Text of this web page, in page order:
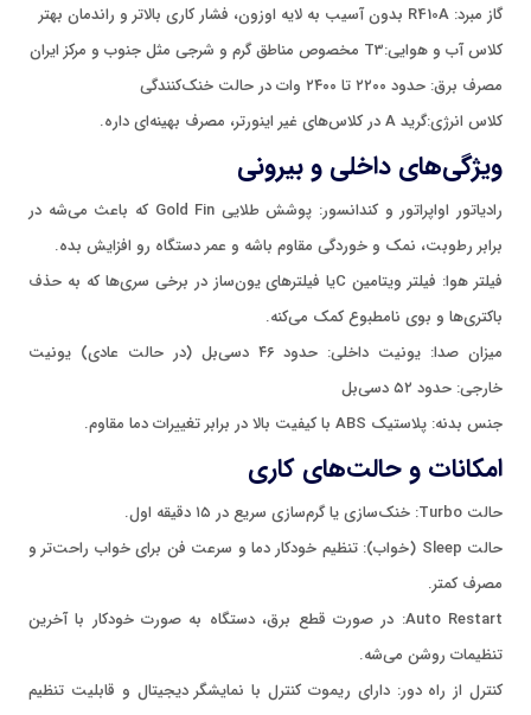
گاز مبرد: R410A بدون آسیب به لایه اوزون، فشار کاری بالاتر و راندمان بهتر
کلاس آب و هوایی:T3 مخصوص مناطق گرم و شرجی مثل جنوب و مرکز ایران
مصرف برق: حدود ۲۲۰۰ تا ۲۴۰۰ وات در حالت خنک‌کنندگی
کلاس انرژی:گرید A در کلاس‌های غیر اینورتر، مصرف بهینه‌ای داره.
ویژگی‌های داخلی و بیرونی
رادیاتور اواپراتور و کندانسور: پوشش طلایی Gold Fin که باعث می‌شه در
برابر رطوبت، نمک و خوردگی مقاوم باشه و عمر دستگاه رو افزایش بده.
فیلتر هوا: فیلتر ویتامین Cیا فیلترهای یون‌ساز در برخی سری‌ها که به حذف
باکتری‌ها و بوی نامطبوع کمک می‌کنه.
میزان صدا: یونیت داخلی: حدود ۴۶ دسی‌بل (در حالت عادی) یونیت
خارجی: حدود ۵۲ دسی‌بل
جنس بدنه: پلاستیک ABS با کیفیت بالا در برابر تغییرات دما مقاوم.
امکانات و حالت‌های کاری
حالت Turbo: خنک‌سازی یا گرم‌سازی سریع در ۱۵ دقیقه اول.
حالت Sleep (خواب): تنظیم خودکار دما و سرعت فن برای خواب راحت‌تر و
مصرف کمتر.
Auto Restart: در صورت قطع برق، دستگاه به صورت خودکار با آخرین
تنظیمات روشن می‌شه.
کنترل از راه دور: دارای ریموت کنترل با نمایشگر دیجیتال و قابلیت تنظیم